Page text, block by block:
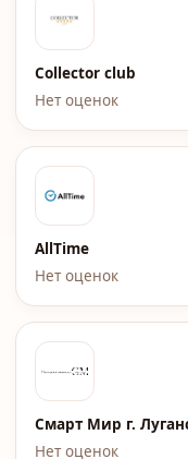
Collector club
Нет оценок
AllTime
Нет оценок
Смарт Мир г.
Нет оценок